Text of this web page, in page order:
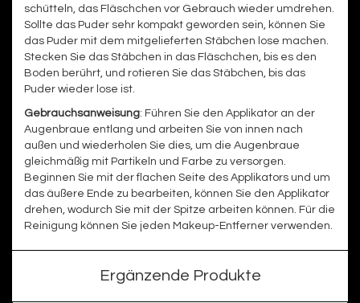
schütteln, das Fläschchen vor Gebrauch wieder umdrehen.
Sollte das Puder sehr kompakt geworden sein, können Sie
das Puder mit dem mitgelieferten Stäbchen lose machen.
Stecken Sie das Stäbchen in das Fläschchen, bis es den
Boden berührt, und rotieren Sie das Stäbchen, bis das
Puder wieder lose ist.
Gebrauchsanweisung: Führen Sie den Applikator an der
Augenbraue entlang und arbeiten Sie von innen nach
außen und wiederholen Sie dies, um die Augenbraue
gleichmäßig mit Partikeln und Farbe zu versorgen.
Beginnen Sie mit der flachen Seite des Applikators und um
das äußere Ende zu bearbeiten, können Sie den Applikator
drehen, wodurch Sie mit der Spitze arbeiten können. Für die
Reinigung können Sie jeden Makeup-Entferner verwenden.
Ergänzende Produkte